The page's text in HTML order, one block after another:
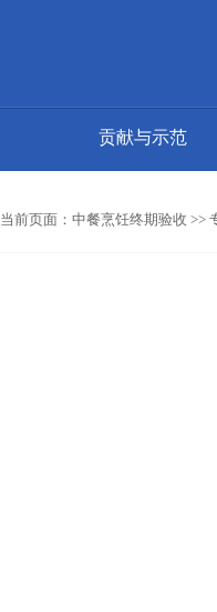
贡献与示范
当前页面： 中餐烹饪终期验收 >>